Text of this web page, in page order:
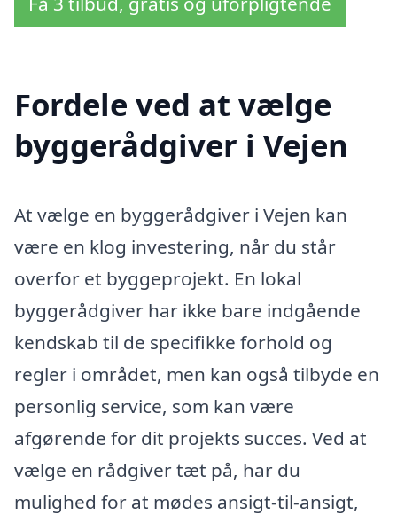
Fordele ved at vælge
byggerådgiver i Vejen
At vælge en byggerådgiver i Vejen kan
være en klog investering, når du står
overfor et byggeprojekt. En lokal
byggerådgiver har ikke bare indgående
kendskab til de specifikke forhold og
regler i området, men kan også tilbyde en
personlig service, som kan være
afgørende for dit projekts succes. Ved at
vælge en rådgiver tæt på, har du
mulighed for at mødes ansigt-til-ansigt,